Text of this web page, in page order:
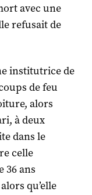
avec une
refusait de
institutrice de
de feu
alors
à deux
dans le
celle
36 ans
qu’elle